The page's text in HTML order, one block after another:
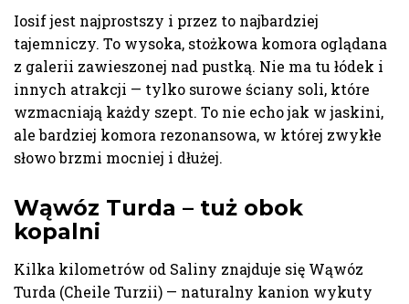
Iosif jest najprostszy i przez to najbardziej
tajemniczy. To wysoka, stożkowa komora oglądana
z galerii zawieszonej nad pustką. Nie ma tu łódek i
innych atrakcji — tylko surowe ściany soli, które
wzmacniają każdy szept. To nie echo jak w jaskini,
ale bardziej komora rezonansowa, w której zwykłe
słowo brzmi mocniej i dłużej.
Wąwóz Turda – tuż obok
kopalni
Kilka kilometrów od Saliny znajduje się Wąwóz
Turda (Cheile Turzii) — naturalny kanion wykuty